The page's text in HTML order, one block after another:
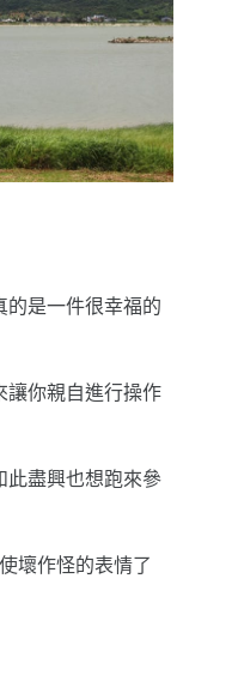
的是一件很幸福的
讓你親自進行操作
此盡興也想跑來參
壞作怪的表情了